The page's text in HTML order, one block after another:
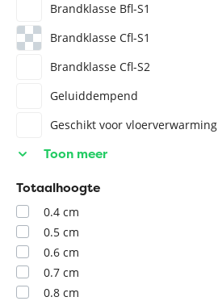
Brandklasse Bfl-S1
Brandklasse Cfl-S1
Brandklasse Cfl-S2
Geluiddempend
Geschikt voor vloerverwarming
Toon meer
Totaalhoogte
0.4 cm
0.5 cm
0.6 cm
0.7 cm
0.8 cm